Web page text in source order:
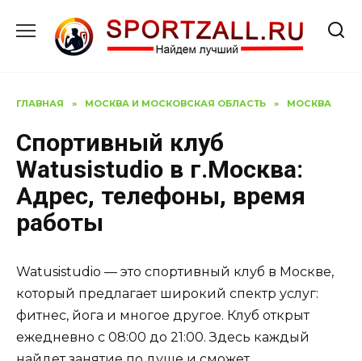
содержанию
ГЛАВНАЯ » МОСКВА И МОСКОВСКАЯ ОБЛАСТЬ » МОСКВА
Спортивный клуб
Watusistudio в г.Москва:
Адрес, телефоны, время
работы
Watusistudio — это спортивный клуб в Москве,
который предлагает широкий спектр услуг:
фитнес, йога и многое другое. Клуб открыт
ежедневно с 08:00 до 21:00. Здесь каждый